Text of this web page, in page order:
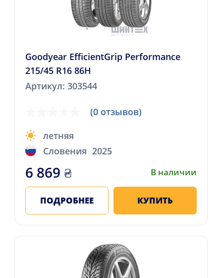
Goodyear EfficientGrip Performance
215/45 R16 86H
Артикул: 303544
(0 отзывов)
летняя
Словения 2025
6 869 ₴ В наличии
ПОДРОБНЕЕ КУПИТЬ